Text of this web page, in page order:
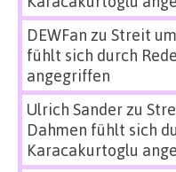
DEWFan zu Streit
fühlt sich durch
angegriffen
Ulrich Sanderzu
Dahmen fühlt sich
Karacakurtoglu